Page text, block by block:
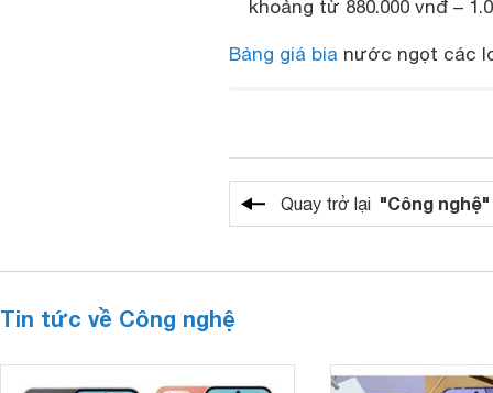
khoảng từ 880.000 vnđ –
Bảng giá bia nước ngọt các
Quay trở lại "Công nghệ"
Tin tức về Công nghệ